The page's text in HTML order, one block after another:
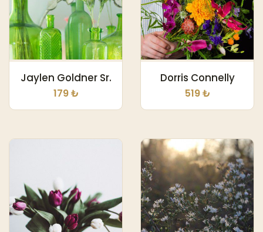
Jaylen Goldner Sr.
179 ₺
Dorris Connelly
519 ₺